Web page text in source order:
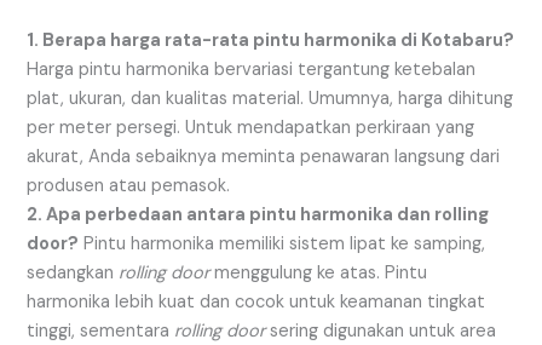
1. Berapa harga rata-rata pintu harmonika di Kotabaru?
Harga pintu harmonika bervariasi tergantung ketebalan
plat, ukuran, dan kualitas material. Umumnya, harga dihitung
per meter persegi. Untuk mendapatkan perkiraan yang
akurat, Anda sebaiknya meminta penawaran langsung dari
produsen atau pemasok.
2. Apa perbedaan antara pintu harmonika dan rolling
door? Pintu harmonika memiliki sistem lipat ke samping,
sedangkan rolling doormenggulung ke atas. Pintu
harmonika lebih kuat dan cocok untuk keamanan tingkat
tinggi, sementara rolling doorsering digunakan untuk area